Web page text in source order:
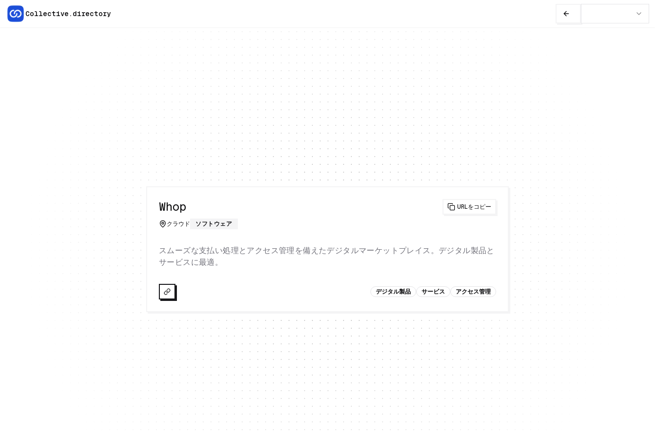
Collective.directory
Whop URLをコピー
クラウド ソフトウェア
スムーズな支払い処理とアクセス管理を備えたデジタルマーケットプレイス。デジタル製品と
サービスに最適。
デジタル製品 サービス アクセス管理